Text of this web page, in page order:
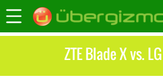
ZTE Blade X vs.